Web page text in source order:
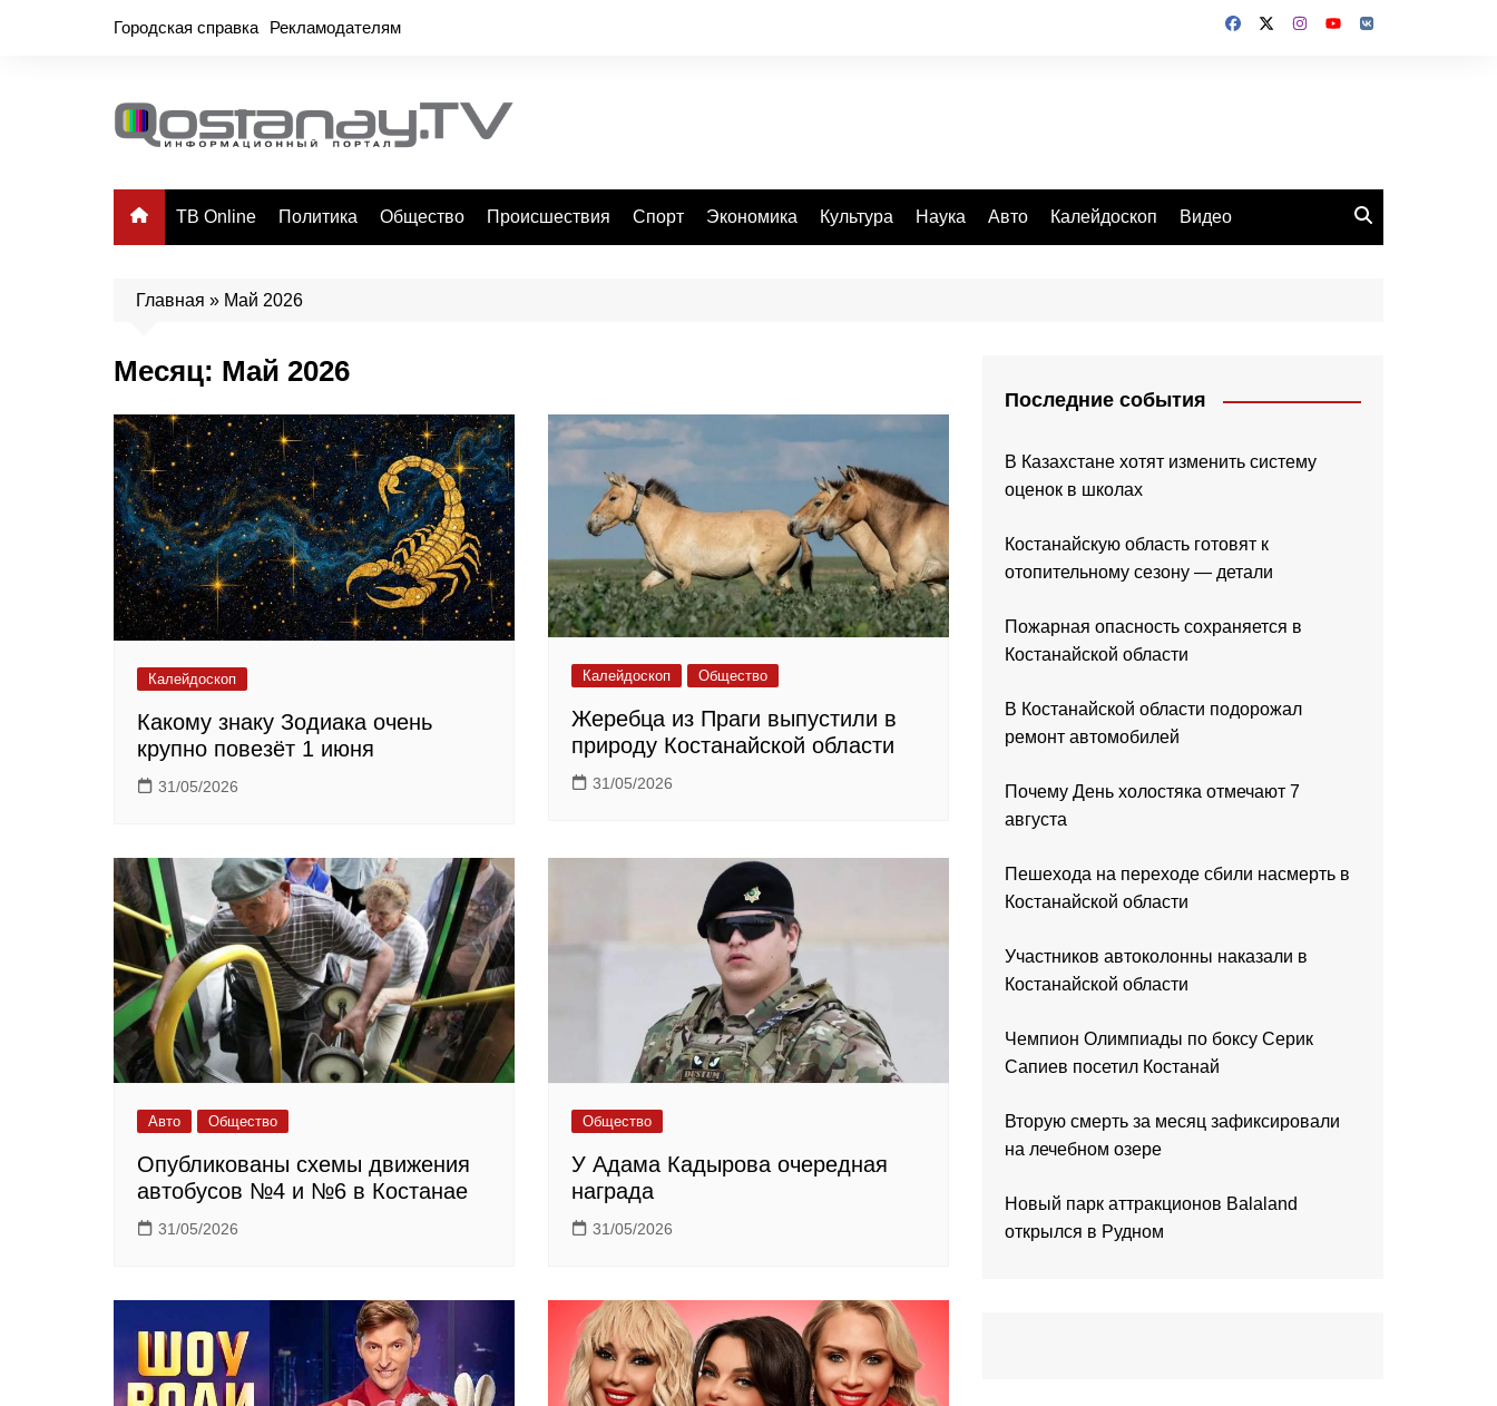
Городская справка Рекламодателям
ТВ Online Политика Общество Происшествия Спорт Экономика Культура Наука Авто Калейдоскоп Видео
Главная » Май 2026
Месяц: Май 2026
Калейдоскоп
Какому знаку Зодиака очень
крупно повезёт 1 июня
31/05/2026
Калейдоскоп Общество
Жеребца из Праги выпустили в
природу Костанайской области
31/05/2026
Авто Общество
Опубликованы схемы движения
автобусов №4 и №6 в Костанае
31/05/2026
Общество
У Адама Кадырова очередная
награда
31/05/2026
Последние события
В Казахстане хотят изменить систему
оценок в школах
Костанайскую область готовят к
отопительному сезону — детали
Пожарная опасность сохраняется в
Костанайской области
В Костанайской области подорожал
ремонт автомобилей
Почему День холостяка отмечают 7
августа
Пешехода на переходе сбили насмерть в
Костанайской области
Участников автоколонны наказали в
Костанайской области
Чемпион Олимпиады по боксу Серик
Сапиев посетил Костанай
Вторую смерть за месяц зафиксировали
на лечебном озере
Новый парк аттракционов Balaland
открылся в Рудном